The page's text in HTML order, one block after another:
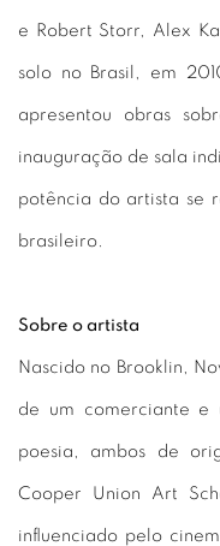
e Robert Storr, Alex
solo no Brasil, em
apresentou obras
inauguração de sala
potência do artista se
brasileiro.
Sobre o artista
Nascido no Brooklin,
de um comerciante e
poesia, ambos de
Cooper Union Art
influenciado pelo